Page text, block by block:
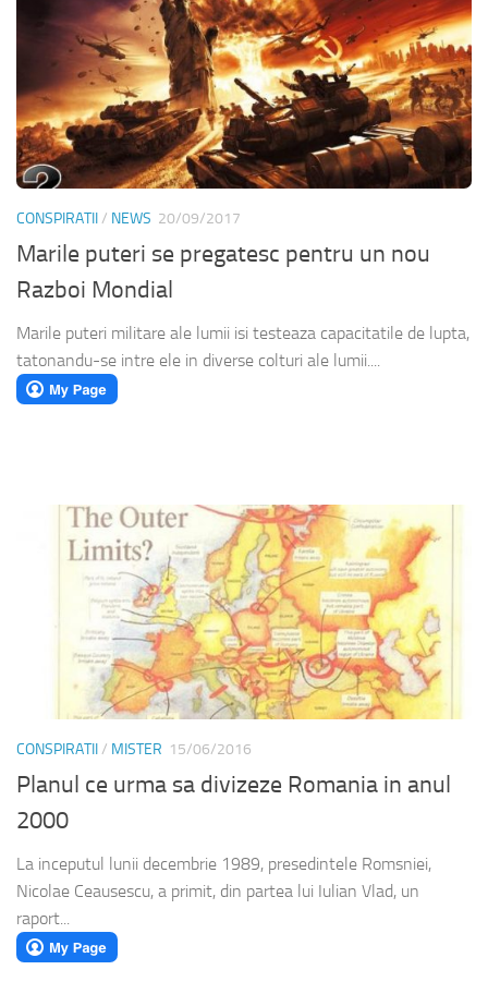
CONSPIRATII/ NEWS 20/09/2017
Marile puteri se pregatesc pentru un nou
Razboi Mondial
Marile puteri militare ale lumii isi testeaza capacitatile de lupta,
tatonandu-se intre ele in diverse colturi ale lumii....
CONSPIRATII/ MISTER 15/06/2016
Planul ce urma sa divizeze Romania in anul
2000
La inceputul lunii decembrie 1989, presedintele Romsniei,
Nicolae Ceausescu, a primit, din partea lui Iulian Vlad, un
raport...